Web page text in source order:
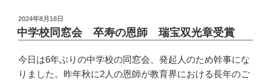
投
稿
日:
2024年8月18日
中学校同窓会 卒寿の恩師 瑞宝双光章受賞
今日は6年ぶりの中学校の同窓会、発起人のため幹事にな
りました。昨年秋に2人の恩師が教育界における長年のご